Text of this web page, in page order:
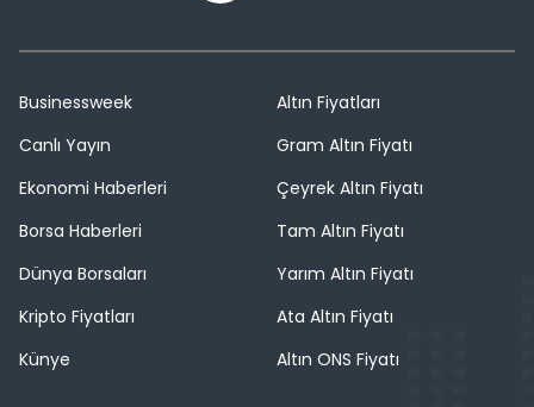
Businessweek
Canlı Yayın
Ekonomi Haberleri
Borsa Haberleri
Dünya Borsaları
Kripto Fiyatları
Künye
Altın Fiyatları
Gram Altın Fiyatı
Çeyrek Altın Fiyatı
Tam Altın Fiyatı
Yarım Altın Fiyatı
Ata Altın Fiyatı
Altın ONS Fiyatı